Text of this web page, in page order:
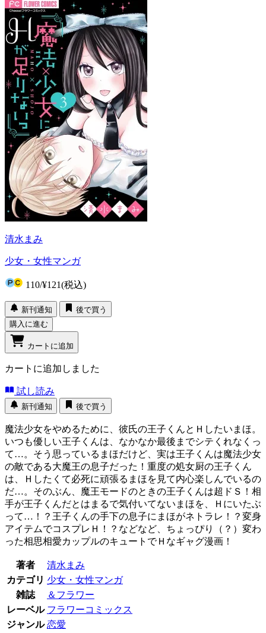
清水まみ
少女・女性マンガ
110/¥121(税込)
新刊通知
後で買う
購入に進む
カートに追加
カートに追加しました
試し読み
新刊通知 後で買う
魔法少女をやめるために、彼氏の王子くんとＨしたいまほ。
いつも優しい王子くんは、なかなか最後までシテくれなくっ
て…。そう思っているまほだけど、実は王子くんは魔法少女
の敵である大魔王の息子だった！重度の処女厨の王子くん
は、Ｈしたくて必死に頑張るまほを見て内心楽しんでいるの
だ…。そのぶん、魔王モードのときの王子くんは超ドＳ！相
手が王子くんだとはまるで気付いてないまほを、Ｈにいたぶ
って…！？王子くんの手下の息子にまほがネトラレ！？変身
アイテムでコスプレＨ！？などなど、ちょっぴり（？）変わ
った相思相愛カップルのキュートでＨなギャグ漫画！
著者
清水まみ
カテゴリ 少女・女性マンガ
雑誌
＆フラワー
レーベル フラワーコミックス
ジャンル 恋愛